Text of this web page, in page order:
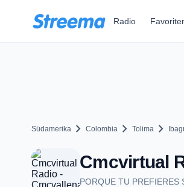
Radio
Südamerika chevron_right Colombia chevron_right Tolima chevron_right
Cmcvirtual
PORQUE TU PREFIERES